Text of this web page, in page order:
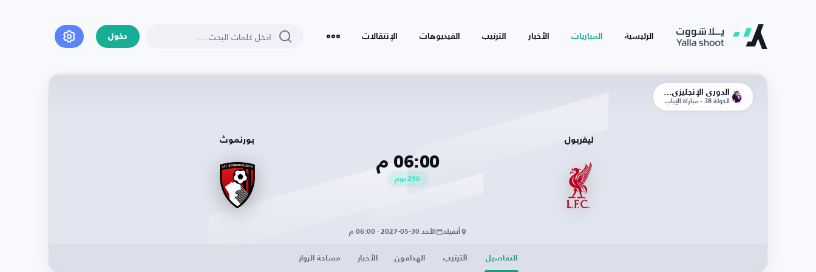
الرئيسية المباريات الأخبار الترتيب الفيديوهات الإنتقالات دخول
الجولة 38 - مباراة الإياب
ليفربول
06:00 م
296 يوم
بورنموث
أنفيلد الأحد 30-05-2027 · 06:00 م
التفاصيل الترتيب الهدافون الأخبار مساحة الزوار